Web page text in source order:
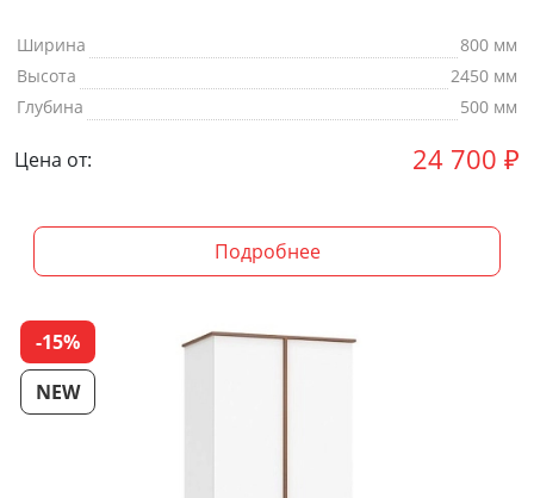
Ширина
800 мм
Высота
2450 мм
Глубина
500 мм
Цена от: 24 700 ₽
Подробнее
-15%
NEW